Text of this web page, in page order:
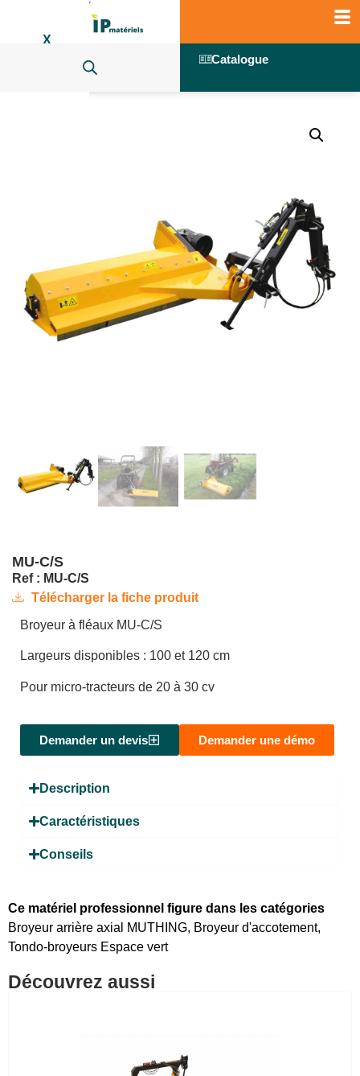
X
Catalogue
MU-C/S
Ref : MU-C/S
Télécharger la fiche produit
Broyeur à fléaux MU-C/S
Largeurs disponibles : 100 et 120 cm
Pour micro-tracteurs de 20 à 30 cv
Demander un devis Demander une démo
Description
Caractéristiques
Conseils
Ce matériel professionnel figure dans les catégories
Broyeur arrière axial MUTHING, Broyeur d'accotement,
Tondo-broyeurs Espace vert
Découvrez aussi